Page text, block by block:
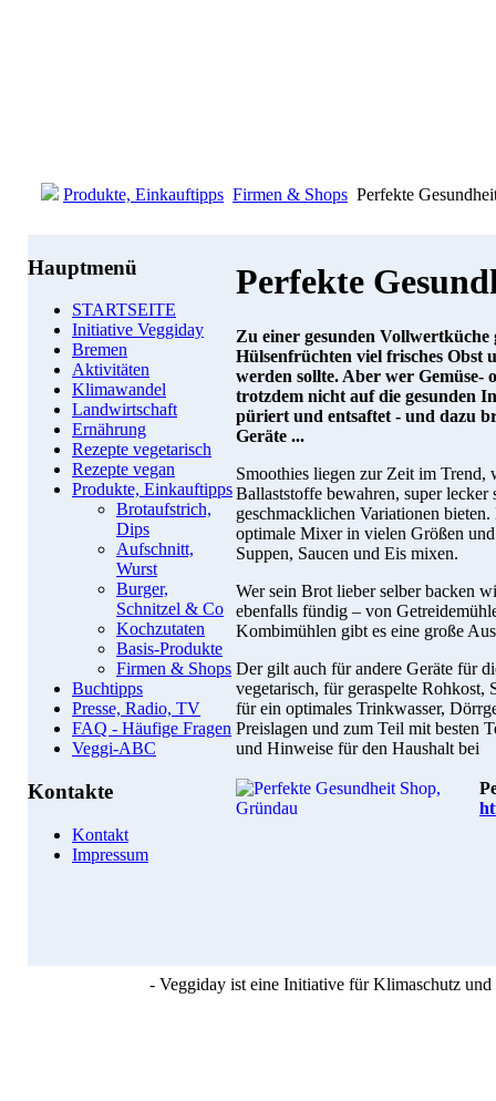
Produkte, Einkauftipps Firmen & Shops Perfekte
Hauptmenü
STARTSEITE
Initiative Veggiday
Bremen
Aktivitäten
Klimawandel
Landwirtschaft
Ernährung
Rezepte vegetarisch
Rezepte vegan
Produkte, Einkauftipps
Brotaufstrich,
Dips
Aufschnitt,
Wurst
Burger,
Schnitzel & Co
Kochzutaten
Basis-Produkte
Firmen & Shops
Buchtipps
Presse, Radio, TV
FAQ - Häufige Fragen
Veggi-ABC
Kontakte
Kontakt
Impressum
Perfekte
Zu einer gesunden Vollwertküche
Hülsenfrüchten viel frisches Obst
werden sollte. Aber wer
trotzdem nicht auf die gesunden
püriert und entsaftet - und dazu
Geräte ...
Smoothies liegen zur Zeit im Trend,
Ballaststoffe bewahren, super
geschmacklichen Variationen
optimale Mixer in vielen Größen
Suppen, Saucen und Eis mixen.
Wer sein Brot lieber selber backen
ebenfalls fündig – von
Kombimühlen gibt es eine große
Der gilt auch für andere Geräte für
vegetarisch, für geraspelte Rohkost,
für ein optimales Trinkwasser,
Preislagen und zum Teil mit besten
und Hinweise für den Haushalt bei
- Veggiday ist eine Initiative für Klimaschutz